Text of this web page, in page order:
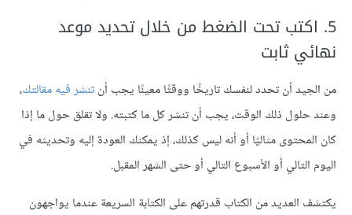
5. اكتب تحت الضغط من خلال تحديد موعد
نهائي ثابت
من الجيد أن تحدد لنفسك تاريخًا ووقتًا معينًا يجب أنتنشر فيه مقالتك،
وعند حلول ذلك الوقت، يجب أن تنشر كل ما كتبته. ولا تقلق حول ما إذا
كان المحتوى مثاليًا أو أنه ليس كذلك، إذ يمكنك العودة إليه وتحديثه في
اليوم التالي أو الأسبوع التالي أو حتى الشهر المقبل.
يكتشف العديد من الكتاب قدرتهم على الكتابة السريعة عندما يواجهون